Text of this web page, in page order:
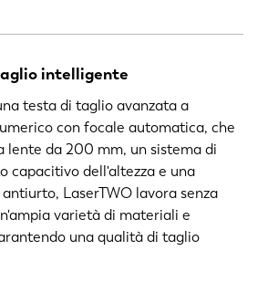
intelligente
testa di taglio avanzata a
con focale automatica, che
lente da 200 mm, un sistema di
capacitivo dell'altezza e una
LaserTWO lavora senza
varietà di materiali e
una qualità di taglio